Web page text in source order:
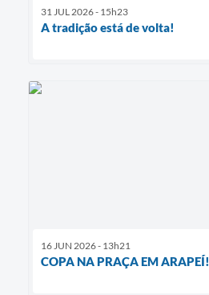
31 JUL 2026 - 15h23
A tradição está de volta!
16 JUN 2026 - 13h21
COPA NA PRAÇA EM ARAPEÍ!